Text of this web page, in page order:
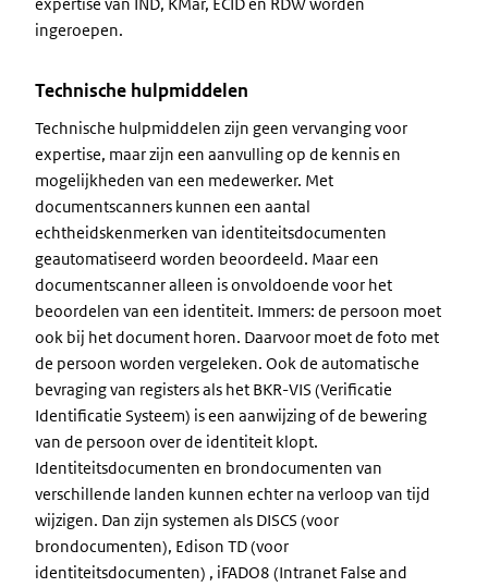
ingeroepen.
Technische hulpmiddelen
Technische hulpmiddelen zijn geen vervanging voor
expertise, maar zijn een aanvulling op de kennis en
mogelijkheden van een medewerker. Met
documentscanners kunnen een aantal
echtheidskenmerken van identiteitsdocumenten
geautomatiseerd worden beoordeeld. Maar een
documentscanner alleen is onvoldoende voor het
beoordelen van een identiteit. Immers: de persoon moet
ook bij het document horen. Daarvoor moet de foto met
de persoon worden vergeleken. Ook de automatische
bevraging van registers als het BKR-VIS (Verificatie
Identificatie Systeem) is een aanwijzing of de bewering
van de persoon over de identiteit klopt.
Identiteitsdocumenten en brondocumenten van
verschillende landen kunnen echter na verloop van tijd
wijzigen. Dan zijn systemen als DISCS (voor
brondocumenten), Edison TD (voor
identiteitsdocumenten) , iFADO8 (Intranet False and